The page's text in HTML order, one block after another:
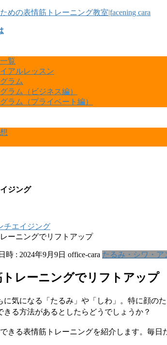
覧
アルレッスン
ラム
ラム（ビジネス編）
ラム（プライベート編）
ジング
チエイジング
ーニングでリフトアップ
時 : 2024年9月9日 office-cara たるみ・シワ・ア
トレーニングでリフトアップ
に気になる「たるみ」や「しわ」。特に顔の
きる方法があるとしたらどうでしょうか？
きる表情筋トレーニングを紹介します。毎